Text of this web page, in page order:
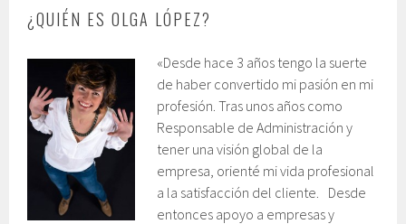
¿QUIÉN ES OLGA LÓPEZ?
«Desde hace 3 años tengo la suerte
de haber convertido mi pasión en mi
profesión. Tras unos años como
Responsable de Administración y
tener una visión global de la
empresa, orienté mi vida profesional
a la satisfacción del cliente. Desde
entonces apoyo a empresas y